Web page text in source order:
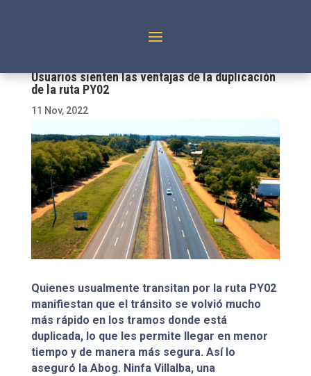
Usuarios sienten las ventajas de la duplicación
de la ruta PY02
11 Nov, 2022
Quienes usualmente transitan por la ruta PY02
manifiestan que el tránsito se volvió mucho
más rápido en los tramos donde está
duplicada, lo que les permite llegar en menor
tiempo y de manera más segura. Así lo
aseguró la Abog. Ninfa Villalba, una